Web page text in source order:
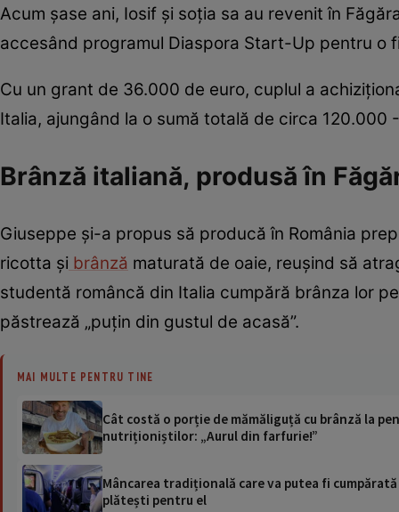
Acum șase ani, Iosif și soția sa au revenit în
accesând programul Diaspora Start-Up pentru o
Cu un grant de 36.000 de euro, cuplul a
Italia, ajungând la o sumă totală de circa 120.000
Brânză italiană, produsă în
Giuseppe și-a propus să producă în România
ricotta și brânză maturată de oaie, reușind să
studentă româncă din Italia cumpără brânza lor
păstrează „puțin din gustul de acasă”.
MAI MULTE PENTRU TINE
Cât costă o porție de mămăliguță cu brânză la
nutriționiștilor: „Aurul din farfurie!”
Mâncarea tradițională care va putea fi
plătești pentru el